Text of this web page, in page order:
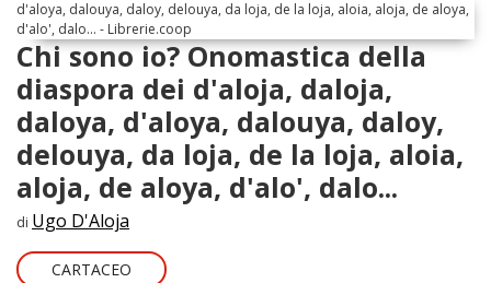
Chi sono io? Onomastica della
diaspora dei d'aloja, daloja,
daloya, d'aloya, dalouya, daloy,
delouya, da loja, de la loja, aloia,
aloja, de aloya, d'alo', dalo...
di Ugo D'Aloja
CARTACEO